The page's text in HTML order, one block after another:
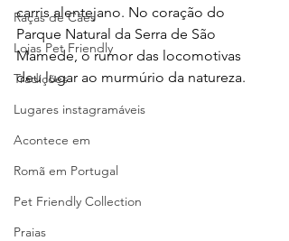
Raças de Cães
Lojas Pet Friendly
Tradições
Lugares instagramáveis
Acontece em
Romã em Portugal
Pet Friendly Collection
Praias
carris alentejano. No coração do
Parque Natural da Serra de São
Mamede, o rumor das locomotivas
deu lugar ao murmúrio da natureza.